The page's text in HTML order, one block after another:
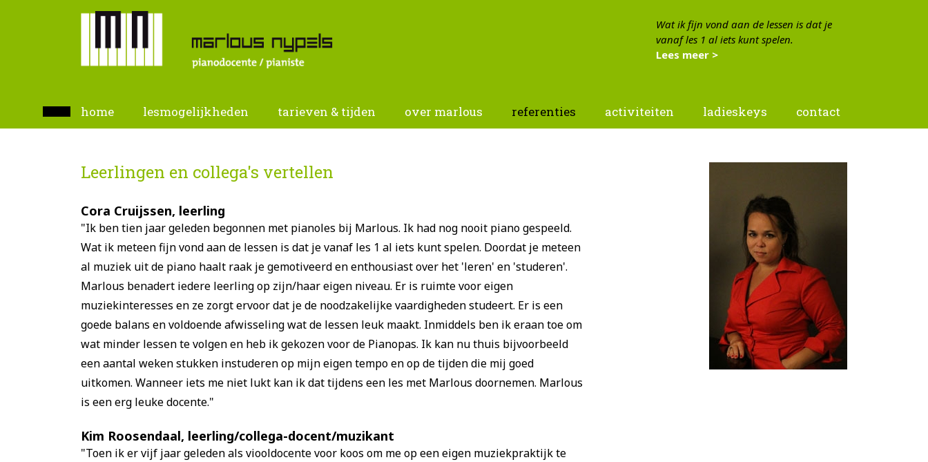
Wat ik fijn vond aan de lessen is dat je
vanaf les 1 al iets kunt spelen.
Lees meer >
home lesmogelijkheden tarieven & tijden over marlous referenties (current)activiteiten ladieskeys contact
Leerlingen en collega's vertellen
Cora Cruijssen, leerling
"Ik ben tien jaar geleden begonnen met pianoles bij Marlous. Ik had nog nooit piano gespeeld.
Wat ik meteen fijn vond aan de lessen is dat je vanaf les 1 al iets kunt spelen. Doordat je meteen
al muziek uit de piano haalt raak je gemotiveerd en enthousiast over het 'leren' en 'studeren'.
Marlous benadert iedere leerling op zijn/haar eigen niveau. Er is ruimte voor eigen
muziekinteresses en ze zorgt ervoor dat je de noodzakelijke vaardigheden studeert. Er is een
goede balans en voldoende afwisseling wat de lessen leuk maakt. Inmiddels ben ik eraan toe om
wat minder lessen te volgen en heb ik gekozen voor de Pianopas. Ik kan nu thuis bijvoorbeeld
een aantal weken stukken instuderen op mijn eigen tempo en op de tijden die mij goed
uitkomen. Wanneer iets me niet lukt kan ik dat tijdens een les met Marlous doornemen. Marlous
is een erg leuke docente."
Kim Roosendaal, leerling/collega-docent/muzikant
"Toen ik er vijf jaar geleden als viooldocente voor koos om me op een eigen muziekpraktijk te